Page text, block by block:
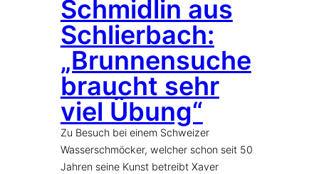
Schmidlin aus
Schlierbach:
„Brunnensuche
braucht sehr
viel Übung“
Zu Besuch bei einem Schweizer
Wasserschmöcker, welcher schon seit 50
Jahren seine Kunst betreibt Xaver